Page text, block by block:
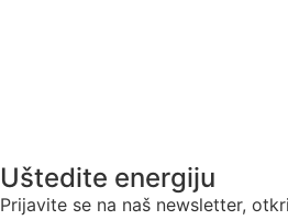
Uštedite energiju
Prijavite se na naš newsletter,